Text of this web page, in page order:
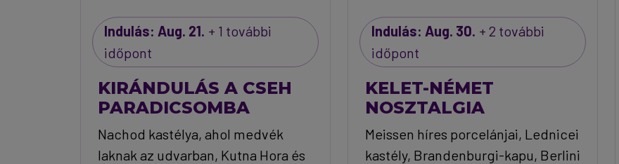
Indulás: Aug. 21. + 1 további
időpont
KIRÁNDULÁS A CSEH
PARADICSOMBA
Nachod kastélya, ahol medvék
laknak az udvarban, Kutna Hora és
Indulás: Aug. 30. + 2 további
időpont
KELET-NÉMET
NOSZTALGIA
Meissen híres porcelánjai, Lednicei
kastély, Brandenburgi-kapu, Berlini